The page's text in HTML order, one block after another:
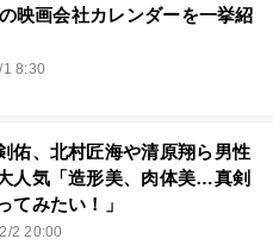
映画会社カレンダーを一挙紹
8:30
佑、北村匠海や清原翔ら男性
人気「造形美、肉体美…真剣
てみたい！」
2 20:00